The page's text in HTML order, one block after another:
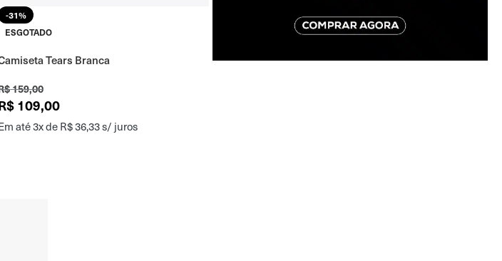
-31%
ESGOTADO
Tears Branca
159,00
109,00
até 3x de R$36,33s/ juros